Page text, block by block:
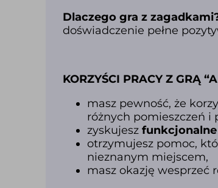
Dlaczego gra z
doświadczenie pełne
KORZYŚCI PRACY Z GRĄ
masz pewność, że
różnych pomieszczeń i
zyskujesz funkcjonalne
otrzymujesz pomoc,
nieznanym miejscem,
masz okazję wesprzeć